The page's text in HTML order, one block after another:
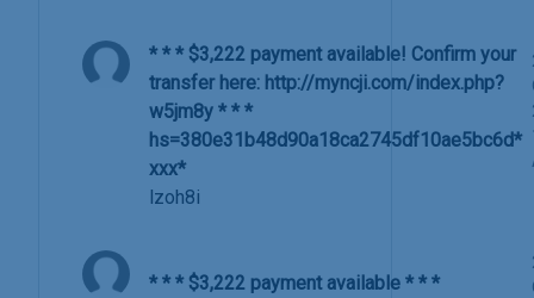
* * * $3,222 payment available! Confirm your
transfer here: http://myncji.com/index.php?
w5jm8y * * *
hs=380e31b48d90a18ca2745df10ae5bc6d*
ххх*
lzoh8i
* * * $3,222 payment available * * *